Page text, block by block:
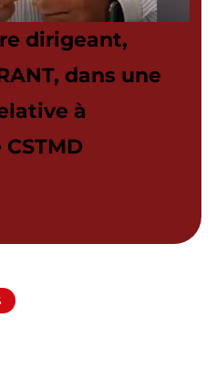
dirigeant,
dans une
à